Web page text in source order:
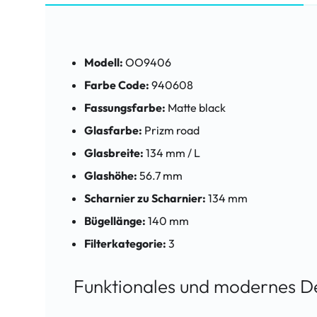
Modell: OO9406
Farbe Code: 940608
Fassungsfarbe: Matte black
Glasfarbe: Prizm road
Glasbreite: 134 mm / L
Glashöhe: 56.7 mm
Scharnier zu Scharnier: 134 mm
Bügellänge: 140 mm
Filterkategorie: 3
Funktionales und modernes